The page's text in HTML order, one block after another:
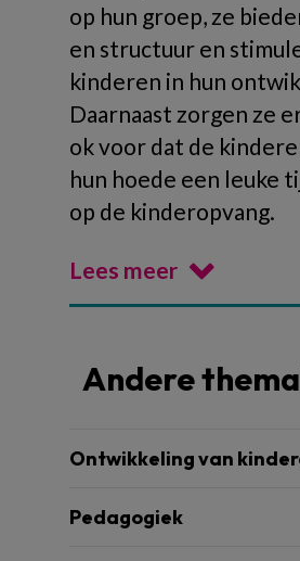
op hun groep, ze
en structuur en
kinderen in hun
Daarnaast zorgen ze
ok voor dat de
hun hoede een leuke
op de kinderopvang.
Lees meer
Andere
Ontwikkeling van
Pedagogiek